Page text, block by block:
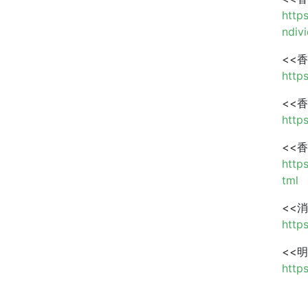
<<
<<
<<
tml
<<
<<